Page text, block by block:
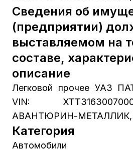
Сведения об
(предприятии)
выставляемом на
составе,
описание
Легковой прочее УАЗ
VIN:
АВАНТЮРИН-МЕТАЛЛИК,
Категория
Автомобили